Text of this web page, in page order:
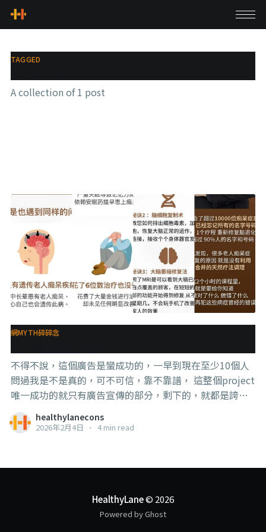
TAGGED
A collection of 1 post
網MYTH碎碎念
不得不說，這個廣告是蠻成功的，一早到現在至少10個人
問過我是不是真的，可不可信，靠不靠譜， 這整個project
唯一成功的就只有廣告宣傳的部分，剩下的，就都是誇張
到ai都想不到可以這麼吹的假科普和假希望。 1，什麼叫
【純自然中西醫療法】？ 西醫是自然的咩？ 沒有打過草稿
據在哪裡？ 真相是：吸毒倒是有可能，而且不是每種毒都
單嗎？讓我開開眼？ 真相是：據我淺薄的所知，相關藥物
頂多3位數，如果連日常照護也加進去4位數。但那個嚴重
healthylanecons
2026年2月4日 • 4 min read
HealthyLane© 2026
Powered by Ghost